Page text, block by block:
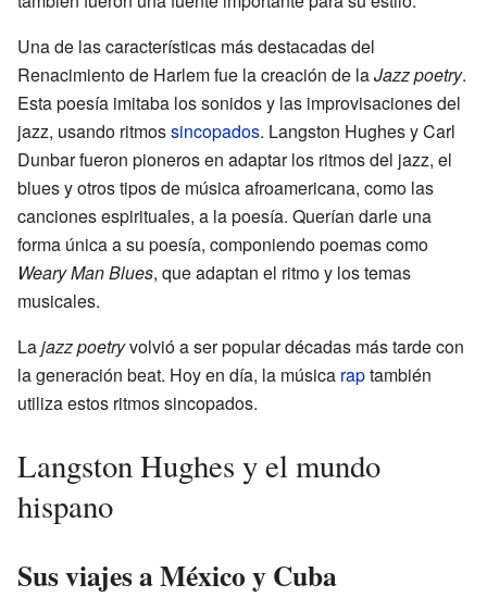
Una de las características más destacadas del
Renacimiento de Harlem fue la creación de laJazz poetry.
Esta poesía imitaba los sonidos y las improvisaciones del
jazz, usando ritmossincopados. Langston Hughes y Carl
Dunbar fueron pioneros en adaptar los ritmos del jazz, el
blues y otros tipos de música afroamericana, como las
canciones espirituales, a la poesía. Querían darle una
forma única a su poesía, componiendo poemas como
Weary Man Blues, que adaptan el ritmo y los temas
musicales.
Lajazz poetryvolvió a ser popular décadas más tarde con
la generación beat. Hoy en día, la música raptambién
utiliza estos ritmos sincopados.
Langston Hughes y el mundo
hispano
Sus viajes a México y Cuba